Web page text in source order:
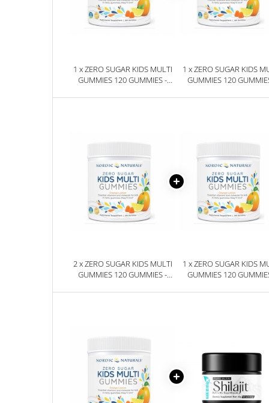
1 x ZERO SUGAR KIDS MULTI
GUMMIES 120 GUMMIES -
1 x ZERO SUGAR KIDS
GUMMIES 120
2 x ZERO SUGAR KIDS MULTI
GUMMIES 120 GUMMIES -
1 x ZERO SUGAR KIDS
GUMMIES 120